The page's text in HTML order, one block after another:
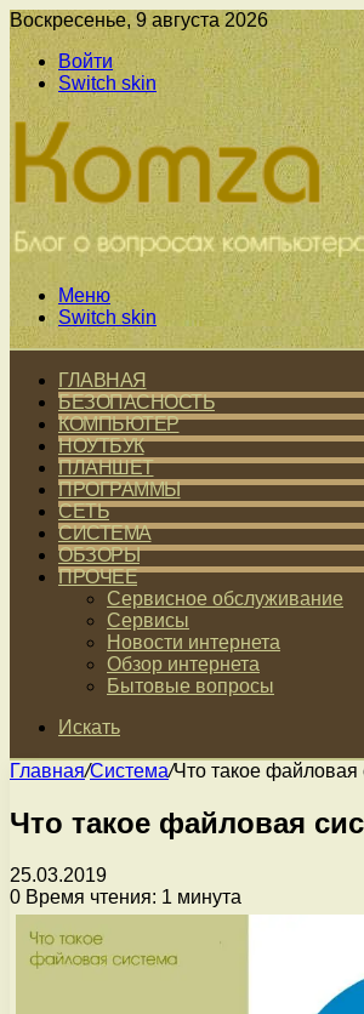
Воскресенье, 9 августа 2026
Войти
Switch skin
Меню
Switch skin
ГЛАВНАЯ
БЕЗОПАСНОСТЬ
КОМПЬЮТЕР
НОУТБУК
ПЛАНШЕТ
ПРОГРАММЫ
СЕТЬ
СИСТЕМА
ОБЗОРЫ
ПРОЧЕЕ
Сервисное обслуживание
Сервисы
Новости интернета
Обзор интернета
Бытовые вопросы
Искать
Главная/Система/Что такое файловая
Что такое файловая
25.03.2019
0 Время чтения: 1 минута